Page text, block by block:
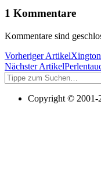
1 Kommentare
Kommentare sind
Vorheriger Artikel
Nächster Artikel
Suche
Copyright © 2001-